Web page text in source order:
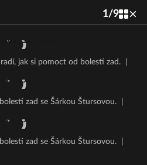
1/9
jak si pomoct od bolesti zad.
zad se Šárkou Štursovou.
zad se Šárkou Štursovou.